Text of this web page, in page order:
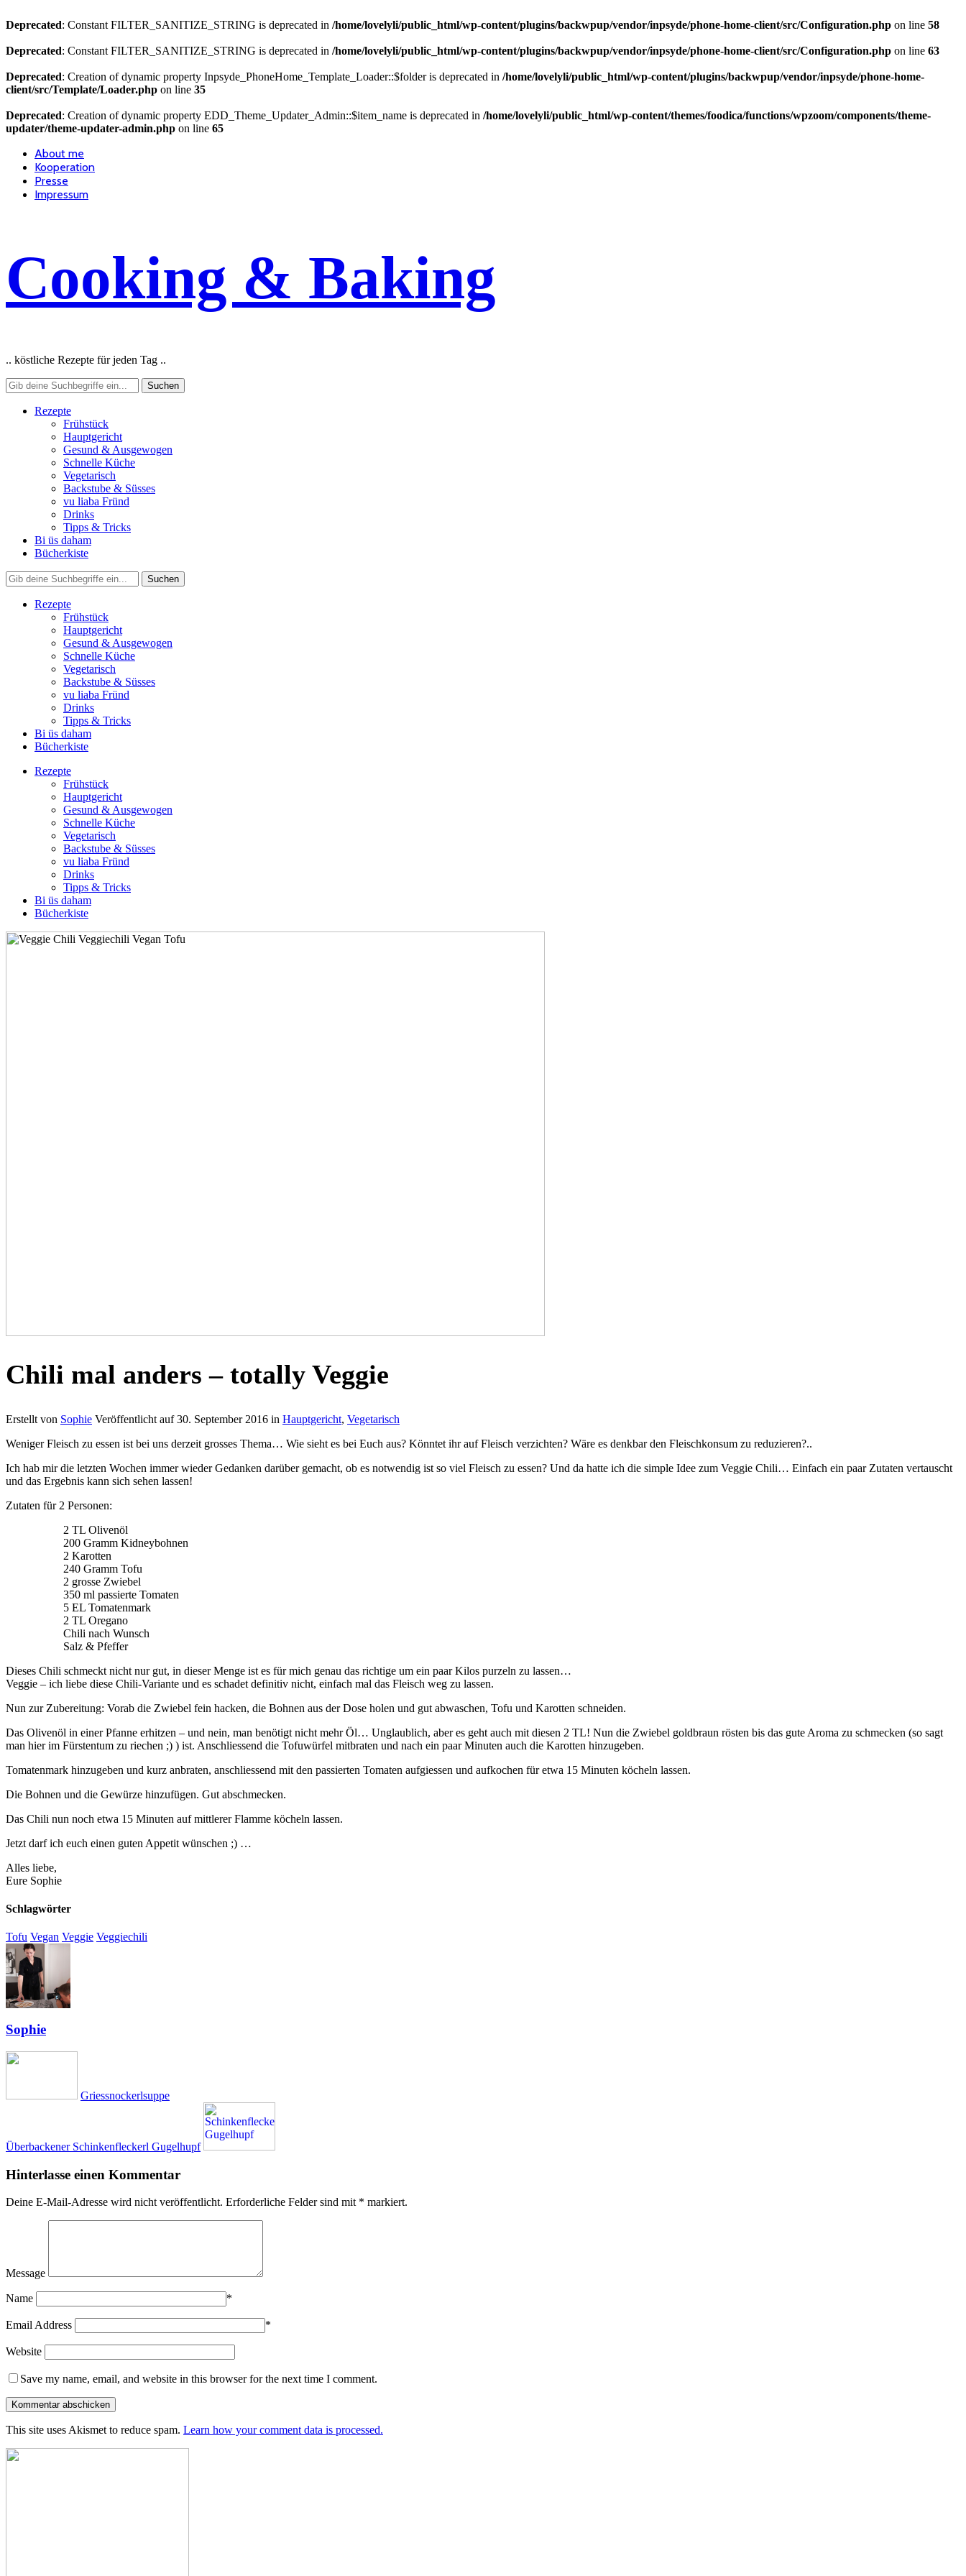
Deprecated: Constant FILTER_SANITIZE_STRING is deprecated in /home/lovelyli/public_html/wp-content/plugins/backwpup/vendor/inpsyde/phone-home-client/src/Configuration.php on line 58
Deprecated: Constant FILTER_SANITIZE_STRING is deprecated in /home/lovelyli/public_html/wp-content/plugins/backwpup/vendor/inpsyde/phone-home-client/src/Configuration.php on line 63
Deprecated: Creation of dynamic property Inpsyde_PhoneHome_Template_Loader::$folder is deprecated in /home/lovelyli/public_html/wp-content/plugins/backwpup/vendor/inpsyde/phone-home-
client/src/Template/Loader.php on line 35
Deprecated: Creation of dynamic property EDD_Theme_Updater_Admin::$item_name is deprecated in /home/lovelyli/public_html/wp-content/themes/foodica/functions/wpzoom/components/theme-
updater/theme-updater-admin.php on line 65
About me
Kooperation
Presse
Impressum
Cooking & Baking
.. köstliche Rezepte für jeden Tag ..
Rezepte
Frühstück
Hauptgericht
Gesund & Ausgewogen
Schnelle Küche
Vegetarisch
Backstube & Süsses
vu liaba Fründ
Drinks
Tipps & Tricks
Bi üs daham
Bücherkiste
Rezepte
Frühstück
Hauptgericht
Gesund & Ausgewogen
Schnelle Küche
Vegetarisch
Backstube & Süsses
vu liaba Fründ
Drinks
Tipps & Tricks
Bi üs daham
Bücherkiste
Rezepte
Frühstück
Hauptgericht
Gesund & Ausgewogen
Schnelle Küche
Vegetarisch
Backstube & Süsses
vu liaba Fründ
Drinks
Tipps & Tricks
Bi üs daham
Bücherkiste
Chili mal anders – totally Veggie
Erstellt von Sophie Veröffentlicht auf30. September 2016 in Hauptgericht, Vegetarisch
Weniger Fleisch zu essen ist bei uns derzeit grosses Thema… Wie sieht es bei Euch aus? Könntet ihr auf Fleisch verzichten? Wäre es denkbar den Fleischkonsum zu reduzieren?..
Ich hab mir die letzten Wochen immer wieder Gedanken darüber gemacht, ob es notwendig ist so viel Fleisch zu essen? Und da hatte ich die simple Idee zum Veggie Chili… Einfach ein paar Zutaten vertauscht
und das Ergebnis kann sich sehen lassen!
Zutaten für 2 Personen:
2 TL Olivenöl
200 Gramm Kidneybohnen
2 Karotten
240 Gramm Tofu
2 grosse Zwiebel
350 ml passierte Tomaten
5 EL Tomatenmark
2 TL Oregano
Chili nach Wunsch
Salz & Pfeffer
Dieses Chili schmeckt nicht nur gut, in dieser Menge ist es für mich genau das richtige um ein paar Kilos purzeln zu lassen…
Veggie – ich liebe diese Chili-Variante und es schadet definitiv nicht, einfach mal das Fleisch weg zu lassen.
Nun zur Zubereitung: Vorab die Zwiebel fein hacken, die Bohnen aus der Dose holen und gut abwaschen, Tofu und Karotten schneiden.
Das Olivenöl in einer Pfanne erhitzen – und nein, man benötigt nicht mehr Öl… Unglaublich, aber es geht auch mit diesen 2 TL! Nun die Zwiebel goldbraun rösten bis das gute Aroma zu schmecken (so sagt
man hier im Fürstentum zu riechen ;) ) ist. Anschliessend die Tofuwürfel mitbraten und nach ein paar Minuten auch die Karotten hinzugeben.
Tomatenmark hinzugeben und kurz anbraten, anschliessend mit den passierten Tomaten aufgiessen und aufkochen für etwa 15 Minuten köcheln lassen.
Die Bohnen und die Gewürze hinzufügen. Gut abschmecken.
Das Chili nun noch etwa 15 Minuten auf mittlerer Flamme köcheln lassen.
Jetzt darf ich euch einen guten Appetit wünschen ;) …
Alles liebe,
Eure Sophie
Schlagwörter
Tofu Vegan Veggie Veggiechili
Sophie
Griessnockerlsuppe
Überbackener Schinkenfleckerl Gugelhupf
Hinterlasse einen Kommentar
Deine E-Mail-Adresse wird nicht veröffentlicht. Erforderliche Felder sind mit * markiert.
Message
Name *
Email Address *
Website
Save my name, email, and website in this browser for the next time I comment.
This site uses Akismet to reduce spam. Learn how your comment data is processed.